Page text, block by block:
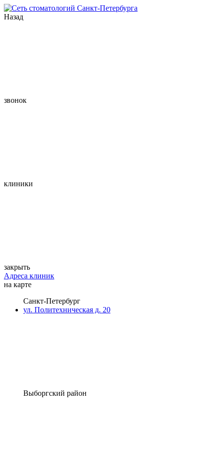
Назад
звонок
клиники
закрыть
Адреса клиник
на карте
Санкт-Петербург
ул. Политехническая д. 20
Выборгский район